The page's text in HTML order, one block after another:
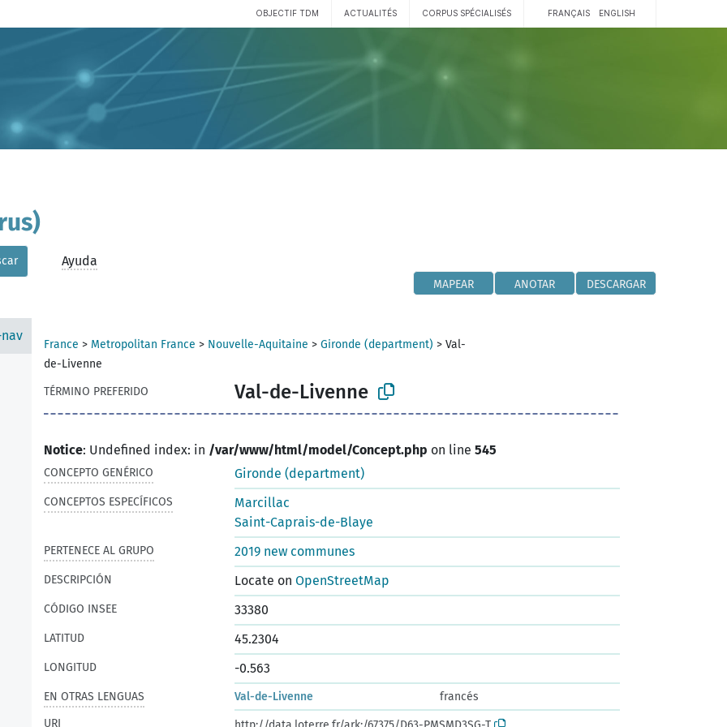
OBJECTIF TDM ACTUALITÉS CORPUS SPÉCIALISÉS FRANÇAIS ENGLISH
Ayuda
MAPEAR ANOTAR DESCARGAR
France > Metropolitan France > Nouvelle-Aquitaine > Gironde (department) > Val-
de-Livenne
TÉRMINO PREFERIDO
Val-de-Livenne
Notice: Undefined index: in /var/www/html/model/Concept.php on line 545
CONCEPTO GENÉRICO Gironde (department)
CONCEPTOS ESPECÍFICOS
Marcillac
Saint-Caprais-de-Blaye
PERTENECE AL GRUPO 2019 new communes
DESCRIPCIÓN Locate on OpenStreetMap
CÓDIGO INSEE 33380
LATITUD 45.2304
LONGITUD -0.563
EN OTRAS LENGUAS Val-de-Livenne
francés
URI